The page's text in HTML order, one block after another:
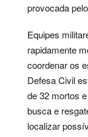
provocada
Equipes
rapidamente
coordenar os
Defesa Civil
de 32 mortos
busca e
localizar